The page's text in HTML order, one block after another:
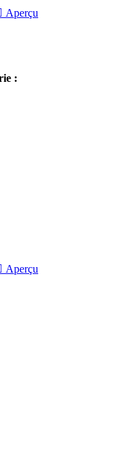
Aperçu
:
Aperçu